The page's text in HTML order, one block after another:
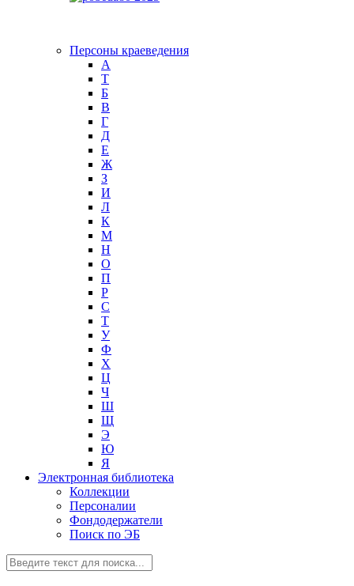
Персоны краеведения
А
T
Б
В
Г
Д
Е
Ж
З
И
Л
К
М
Н
О
П
Р
С
Т
У
Ф
Х
Ц
Ч
Ш
Щ
Э
Ю
Я
Электронная библиотека
Коллекции
Персоналии
Фондодержатели
Поиск по ЭБ